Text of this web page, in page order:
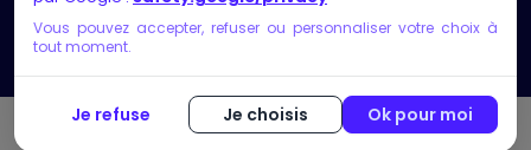
Vous pouvez accepter, refuser ou personnaliser votre choix à
tout moment.
Je refuse Je choisis Ok pour moi
© Copyright 2026 bilan-competences ▸ Tous droits réservés